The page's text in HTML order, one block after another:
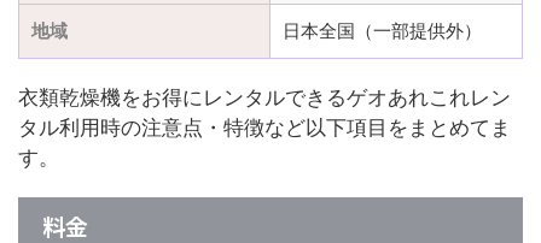
地域 日本全国（一部提供外）
衣類乾燥機をお得にレンタルできるゲオあれこれレン
タル利用時の注意点・特徴など以下項目をまとめてま
す。
料金